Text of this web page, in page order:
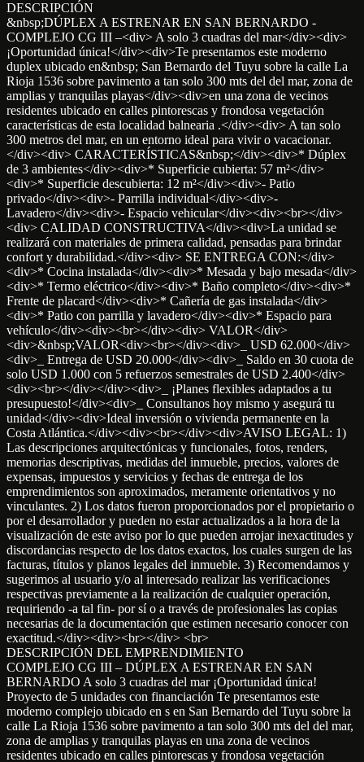
DESCRIPCIÓN
&nbsp;DÚPLEX A ESTRENAR EN SAN BERNARDO -
COMPLEJO CG III –<div> A solo 3 cuadras del mar</div><div>
¡Oportunidad única!</div><div>Te presentamos este moderno
duplex ubicado en&nbsp; San Bernardo del Tuyu sobre la calle La
Rioja 1536 sobre pavimento a tan solo 300 mts del del mar, zona de
amplias y tranquilas playas</div><div>en una zona de vecinos
residentes ubicado en calles pintorescas y frondosa vegetación
características de esta localidad balnearia .</div><div> A tan solo
300 metros del mar, en un entorno ideal para vivir o vacacionar.
</div><div> CARACTERÍSTICAS&nbsp;</div><div>* Dúplex
de 3 ambientes</div><div>* Superficie cubierta: 57 m²</div>
<div>* Superficie descubierta: 12 m²</div><div>- Patio
privado</div><div>- Parrilla individual</div><div>-
Lavadero</div><div>- Espacio vehicular</div><div><br></div>
<div> CALIDAD CONSTRUCTIVA</div><div>La unidad se
realizará con materiales de primera calidad, pensadas para brindar
confort y durabilidad.</div><div> SE ENTREGA CON:</div>
<div>* Cocina instalada</div><div>* Mesada y bajo mesada</div>
<div>* Termo eléctrico</div><div>* Baño completo</div><div>*
Frente de placard</div><div>* Cañería de gas instalada</div>
<div>* Patio con parrilla y lavadero</div><div>* Espacio para
vehículo</div><div><br></div><div> VALOR</div>
<div>&nbsp;VALOR<div><br></div><div>_ USD 62.000</div>
<div>_ Entrega de USD 20.000</div><div>_ Saldo en 30 cuota de
solo USD 1.000 con 5 refuerzos semestrales de USD 2.400</div>
<div><br></div></div><div>_ ¡Planes flexibles adaptados a tu
presupuesto!</div><div>_ Consultanos hoy mismo y asegurá tu
unidad</div><div>Ideal inversión o vivienda permanente en la
Costa Atlántica.</div><div><br></div><div>AVISO LEGAL: 1)
Las descripciones arquitectónicas y funcionales, fotos, renders,
memorias descriptivas, medidas del inmueble, precios, valores de
expensas, impuestos y servicios y fechas de entrega de los
emprendimientos son aproximados, meramente orientativos y no
vinculantes. 2) Los datos fueron proporcionados por el propietario o
por el desarrollador y pueden no estar actualizados a la hora de la
visualización de este aviso por lo que pueden arrojar inexactitudes y
discordancias respecto de los datos exactos, los cuales surgen de las
facturas, títulos y planos legales del inmueble. 3) Recomendamos y
sugerimos al usuario y/o al interesado realizar las verificaciones
respectivas previamente a la realización de cualquier operación,
requiriendo -a tal fin- por sí o a través de profesionales las copias
necesarias de la documentación que estimen necesario conocer con
exactitud.</div><div><br></div> <br>
DESCRIPCIÓN DEL EMPRENDIMIENTO
COMPLEJO CG III – DÚPLEX A ESTRENAR EN SAN
BERNARDO A solo 3 cuadras del mar ¡Oportunidad única!
Proyecto de 5 unidades con financiación Te presentamos este
moderno complejo ubicado en s en San Bernardo del Tuyu sobre la
calle La Rioja 1536 sobre pavimento a tan solo 300 mts del del mar,
zona de amplias y tranquilas playas en una zona de vecinos
residentes ubicado en calles pintorescas y frondosa vegetación